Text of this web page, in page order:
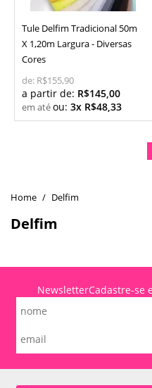
Delfim
Delfim
Tule Delfim Tradicional 50m
X 1,20m Largura - Diversas
Cores
de: R$155,90
a partir de: R$145,00
ou: 3x R$48,33
NewsletterCadastre-se